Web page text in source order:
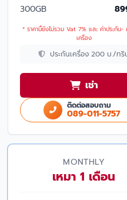
300GB
* ราคานี้ยังไม่รวม Vat 7% และ ค่าประกัน-
เครื่อง
ประกันเครื่อง 200 บ./ทริ
เช่า
ติดต่อสอบถาม
089-011-5757
MONTHLY
เหมา 1 เดือน